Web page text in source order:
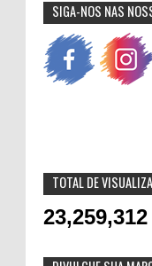
SIGA-NOS NAS
TOTAL DE
23,259,312